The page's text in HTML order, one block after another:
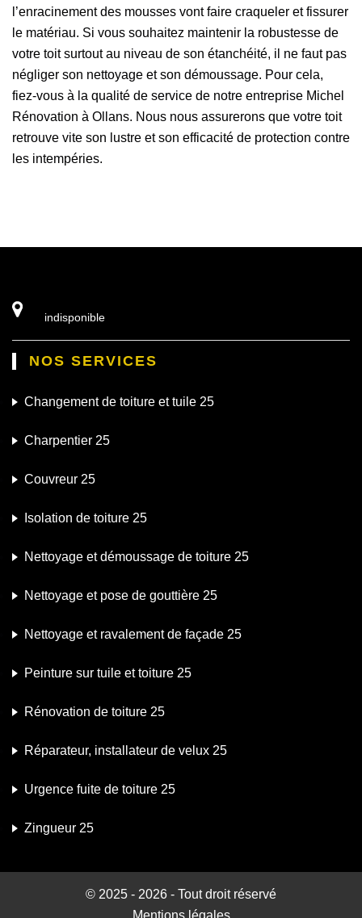
l’enracinement des mousses vont faire craqueler et fissurer
le matériau. Si vous souhaitez maintenir la robustesse de
votre toit surtout au niveau de son étanchéité, il ne faut pas
négliger son nettoyage et son démoussage. Pour cela,
fiez-vous à la qualité de service de notre entreprise Michel
Rénovation à Ollans. Nous nous assurerons que votre toit
retrouve vite son lustre et son efficacité de protection contre
les intempéries.
indisponible
NOS SERVICES
Changement de toiture et tuile 25
Charpentier 25
Couvreur 25
Isolation de toiture 25
Nettoyage et démoussage de toiture 25
Nettoyage et pose de gouttière 25
Nettoyage et ravalement de façade 25
Peinture sur tuile et toiture 25
Rénovation de toiture 25
Réparateur, installateur de velux 25
Urgence fuite de toiture 25
Zingueur 25
© 2025 - 2026 - Tout droit réservé
Mentions légales